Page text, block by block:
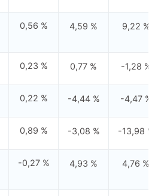
0,56 % 4,59 % 9,22 %
0,23 % 0,77 % -1,28 %
0,22 % -4,44 % -4,47 %
0,89 % -3,08 % -13,98 %
-0,27 % 4,93 % 4,76 %